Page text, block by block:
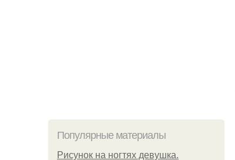
Популярные материалы
Рисунок на ногтях девушка.